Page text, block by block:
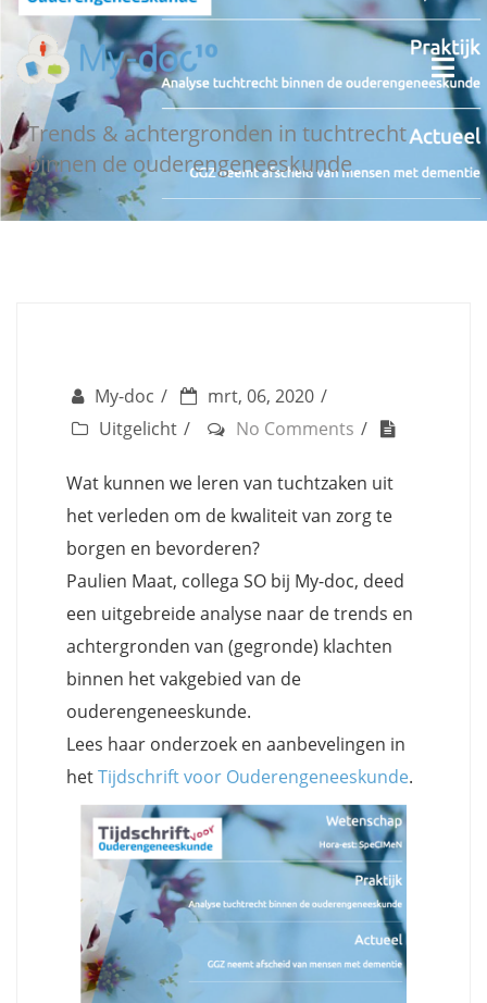
Trends & achtergronden in tuchtrecht
binnen de ouderengeneeskunde
My-doc
mrt, 06, 2020
Uitgelicht
No Comments
Wat kunnen we leren van tuchtzaken uit
het verleden om de kwaliteit van zorg te
borgen en bevorderen?
Paulien Maat, collega SO bij My-doc, deed
een uitgebreide analyse naar de trends en
achtergronden van (gegronde) klachten
binnen het vakgebied van de
ouderengeneeskunde.
Lees haar onderzoek en aanbevelingen in
hetTijdschrift voor Ouderengeneeskunde.